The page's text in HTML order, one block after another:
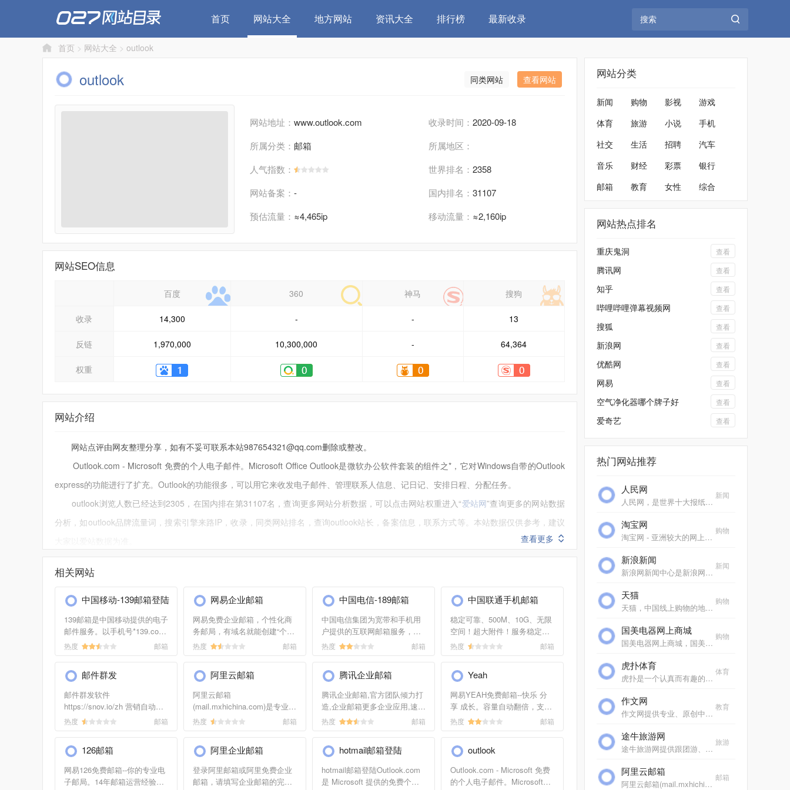
首页 网站大全 地方网站 资讯大全 排行榜 最新收录
首页 > 网站大全 > outlook
outlook 同类网站 查看网站
网站地址： www.outlook.com 收录时间： 2020-09-18
所属分类： 邮箱
所属地区：
人气指数：
世界排名： 2358
网站备案： - 国内排名： 31107
预估流量： ≈4,465ip 移动流量： ≈2,160ip
网站SEO信息
百度 360 神马 搜狗
收录 14,300 - - 13
反链 1,970,000 10,300,000 - 64,364
权重
网站介绍
网站点评由网友整理分享，如有不妥可联系本站987654321@qq.com删除或整改。
Outlook.com - Microsoft 免费的个人电子邮件。Microsoft Office Outlook是微软办公软件套装的组件之*，它对Windows自带的Outlook
express的功能进行了扩充。Outlook的功能很多，可以用它来收发电子邮件、管理联系人信息、记日记、安排日程、分配任务。
outlook浏览人数已经达到2305，在国内排在第31107名，查询更多网站分析数据，可以点击网站权重进入“爱站网”查询更多的网站数据
分析，如outlook品牌流量词，搜索引擎来路IP，收录，同类网站排名，查询outlook站长，备案信息，联系方式等。本站数据仅供参考，建议
查看更多
相关网站
中国移动-139邮箱登陆
139邮箱是中国移动提供的电子
邮件服务。以手机号*139.com
为后缀的免费邮箱，手机和电
可以立即通知手机，精准过滤
98%垃圾邮件。
热度 邮箱
网易企业邮箱
网易免费企业邮箱，个性化商
务邮局，有域名就能创建“个性
帐号*自主域名的邮箱帐号，每
定，管理界面简单清晰，由中
国最大的邮件系统提供商及具
有十六年邮箱运营经验的网易
倾力打造。
热度 邮箱
中国电信-189邮箱
中国电信集团为宽带和手机用
户提供的互联网邮箱服务，由
中国电信互联网增值服务运营
热度 邮箱
中国联通手机邮箱
稳定可靠、500M、10G、无限
空间！超大附件！服务稳定，
到信顺畅！极速体验，安枕无
毒。
热度 邮箱
邮件群发
邮件群发软件
https://snov.io/zh 营销自动化
平台，以更高的转化率查找客
合理的进行邮件群发，自动跟
进邮件群发消息的高效邮件群
发软件。使用我们的拖放工
热度 邮箱
阿里云邮箱
阿里云邮箱
(mail.mxhichina.com)是专业云
端邮箱,安全稳定,全球畅通。支
手机邮箱,支持安卓、ios邮箱收
发服务,支持代收163邮箱,邮
箱,gmail,hotmail,雅虎邮箱,139
热度 邮箱
腾讯企业邮箱
腾讯企业邮箱,官方团队倾力打
造,企业邮箱更多企业应用,速度
更快,收发更顺畅,腾讯企业邮箱
热度 邮箱
Yeah
网易YEAH免费邮箱--快乐 分
享 成长。容量自动翻倍，支持
50兆附件,免费开通手机号码邮
件拦截率超过98%。
热度 邮箱
126邮箱
网易126免费邮箱--你的专业电
子邮局。14年邮箱运营经验，
阿里企业邮箱
登录阿里邮箱或阿里免费企业
邮箱，请填写企业邮箱的完整
hotmail邮箱登陆
hotmail邮箱登陆Outlook.com
是 Microsoft 提供的免费个人
outlook
Outlook.com - Microsoft 免费
的个人电子邮件。Microsoft
网站分类
新闻 购物 影视
游戏
体育
旅游 小说
手机
社交
生活 招聘
汽车
音乐
财经 彩票
银行
邮箱
教育 女性 综合
网站热点排名
重庆鬼洞 查看
腾讯网 查看
知乎 查看
哔哩哔哩弹幕视频网 查看
搜狐 查看
新浪网 查看
优酷网 查看
网易 查看
空气净化器哪个牌子好 查看
爱奇艺 查看
热门网站推荐
人民网
人民网，是世界十大报纸之一《人民日报》建设的以新闻为主的大型网上信息发布平台，也是互联网上最大的中文和多语种新闻网站之一。作为国家重点新闻网站，人民网以新闻报道...
新闻
淘宝网
淘宝网 - 亚洲较大的网上交易平台，提供各类服饰、美容、家居、数码、话费/点卡充值… 数亿优质商品，同时提供担保交易(先收货后付款)等安全交易保障服务，并由商家提供退货...
购物
新浪新闻
新浪网新闻中心是新浪网重要的频道之一，24小时滚动报道国内、国际及社会新闻。每日编发新闻数以万计。
新闻
天猫
天猫，中国线上购物的地标网站，亚洲超大的综合性购物平台，拥有10万多品牌商家。每日发布大量国内外商品！正品网购，上天猫！天猫千万大牌正品,品类全，一站购，支付安全，...
购物
国美电器网上商城
国美电器网上商城，国美电器唯一官方网上商城，中国领先的专业家电网购平台。全球品牌电视、洗衣机、电脑、手机、数码、空调、电脑配件、生活电器、网络产品等正品行货，更...
购物
虎扑体育
虎扑是一个认真而有趣的社区，每天有众多jrs在虎扑分享自己对篮球、足球、游戏电竞、运动装备、影视、汽车、数码、情感等一切人和事的见解，热闹、真实、有温度。
体育
作文网
作文网提供专业、原创中小学生作文，包括中考满分作文、高考满分作文、零分作文、优秀作文大全、作文素材、作文辅导、英语作文等，欢迎踊跃投稿。
教育
途牛旅游网
途牛旅游网提供跟团游、自助游、邮轮旅游、自驾游、定制游以及景点门票预订、机票预订、火车票预订服务,还有牛人专线、首付出发旅游等品质高端、价格实惠的旅游路线.全年有...
旅游
阿里云邮箱
阿里云邮箱(mail.mxhichina.com)是专业云端邮箱,安全稳定,全球畅通。支持3g超大附件,垃圾邮件拦截率超过99%,阿里云邮邮件客户端,手机邮箱,支持安卓、ios邮箱收发服务,支持代收163邮箱,邮箱,gmail,hotmail,雅虎邮箱,139邮箱、新浪邮箱等。
邮箱